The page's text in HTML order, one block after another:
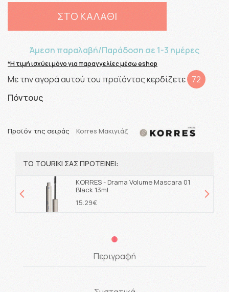
ΣΤΟ ΚΑΛΑΘΙ
Άμεση παραλαβή/Παράδοση σε 1-3 ημέρες
*Η τιμή ισχύει μόνο για παραγγελίες μέσω eshop
Με την αγορά αυτού του προϊόντος κερδίζετε 72
Πόντους
Προϊόν της σειράς Korres Μακιγιάζ
ΤΟ TOURIKI ΣΑΣ ΠΡΟΤΕΙΝΕΙ:
KORRES - Drama Volume Mascara 01
Black 13ml
15.29€
Περιγραφή